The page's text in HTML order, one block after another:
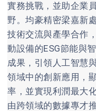
實務挑戰，並助企業
野。均豪精密梁嘉新
技術交流與產學合作
動設備的ESG節能與
成果，引領人工智慧
領域中的創新應用，
率，並實現利潤最大
由跨領域的數據專才